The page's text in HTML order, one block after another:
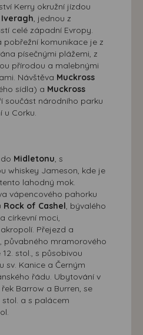
Kerry okružní jízdou
Iveragh , jednou z
celé západní Evropy.
pobřežní komunikace je z
písečnými plážemi, z
přírodou a malebnými
Návštěva Muckross
sídla) a Muckross
součást národního parku
u Corku.
Midletonu , s
whiskey Jameson, kde je
lahodný mok.
vápencového pahorku
Rock of Cashel , bývalého
církevní moci,
Přejezd a
, půvabného mramorového
stol., s působivou
sv. Kanice a Černým
řádu. Ubytování v
Barrow a Burren, se
stol. a s palácem